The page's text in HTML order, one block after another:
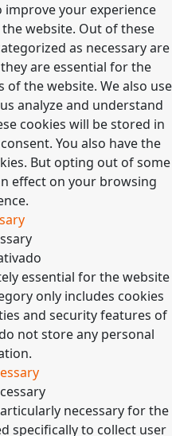
improve your experience
website. Out of these
as necessary are
are essential for the
the website. We also use
analyze and understand
cookies will be stored in
You also have the
But opting out of some
effect on your browsing
essential for the website
only includes cookies
and security features of
not store any personal
necessary for the
specifically to collect user